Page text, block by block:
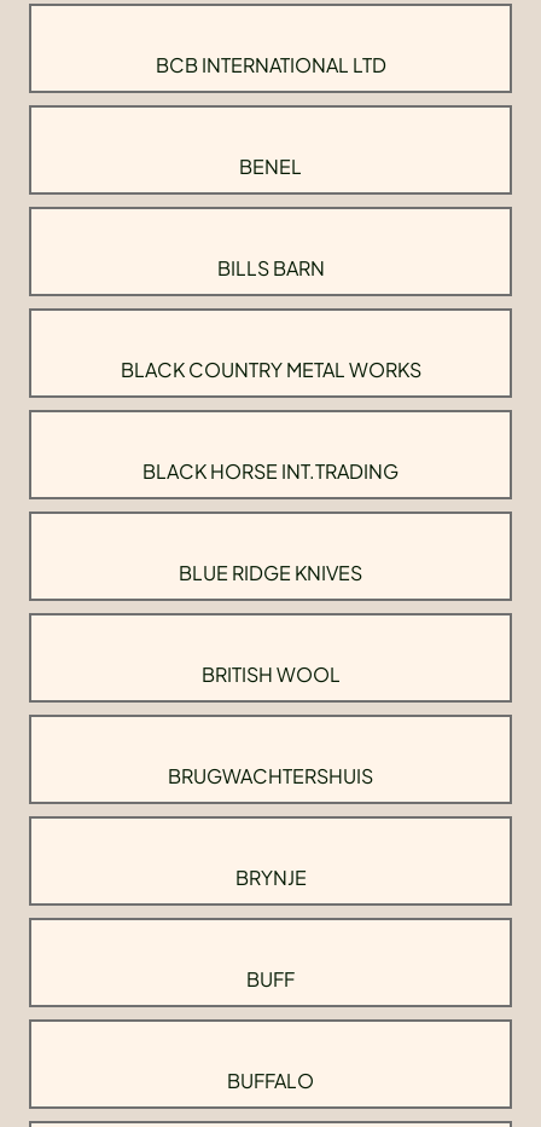
BCB INTERNATIONAL LTD
BENEL
BILLS BARN
BLACK COUNTRY METAL WORKS
BLACK HORSE INT.TRADING
BLUE RIDGE KNIVES
BRITISH WOOL
BRUGWACHTERSHUIS
BRYNJE
BUFF
BUFFALO